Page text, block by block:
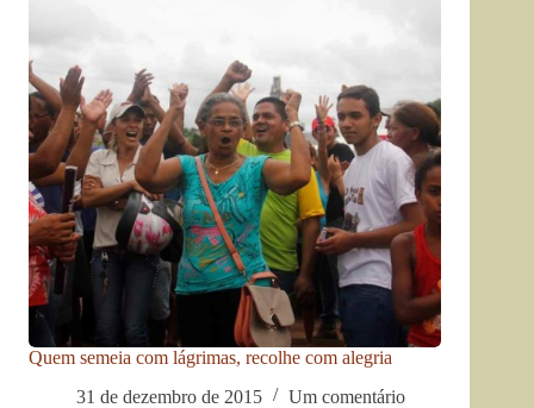
Quem semeia com lágrimas, recolhe com alegria
31 de dezembro de 2015
Um comentário